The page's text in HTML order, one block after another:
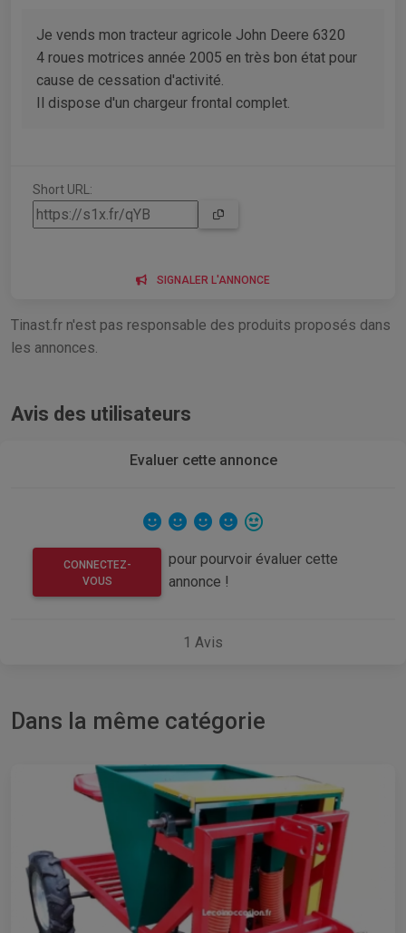
Je vends mon tracteur agricole John Deere 6320
4 roues motrices année 2005 en très bon état pour
cause de cessation d'activité.
Il dispose d'un chargeur frontal complet.
Short URL:
SIGNALER L'ANNONCE
Tinast.fr n'est pas responsable des produits proposés dans
les annonces.
Avis des utilisateurs
Evaluer cette annonce
CONNECTEZ-
VOUS
pour pourvoir évaluer cette
annonce !
1 Avis
Dans la même catégorie